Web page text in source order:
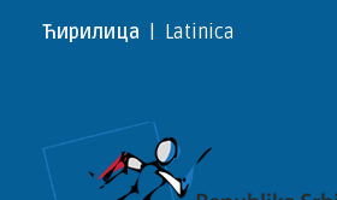
Ћирилица Latinica